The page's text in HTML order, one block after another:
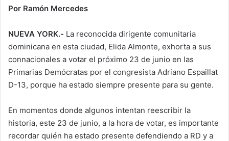
Por Ramón Mercedes
NUEVA YORK.- La reconocida dirigente comunitaria
dominicana en esta ciudad, Elida Almonte, exhorta a sus
connacionales a votar el próximo 23 de junio en las
Primarias Demócratas por el congresista Adriano Espaillat
D-13, porque ha estado siempre presente para su gente.
En momentos donde algunos intentan reescribir la
historia, este 23 de junio, a la hora de votar, es importante
recordar quién ha estado presente defendiendo a RD y a